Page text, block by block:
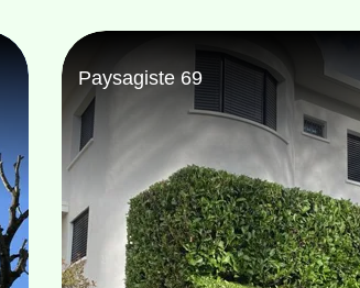
Abattage d'arbres 69